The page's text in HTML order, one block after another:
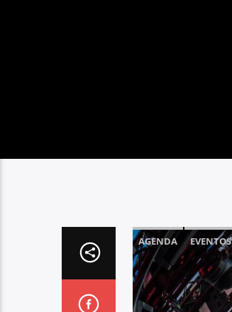
AGENDA EVENTOS